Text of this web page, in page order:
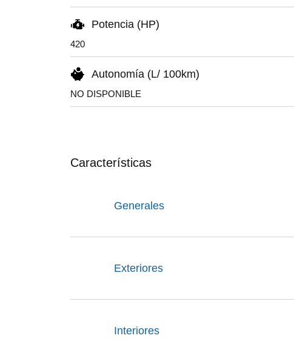
Potencia (HP)
420
Autonomía (L/ 100km)
NO DISPONIBLE
Características
Generales
Exteriores
Interiores